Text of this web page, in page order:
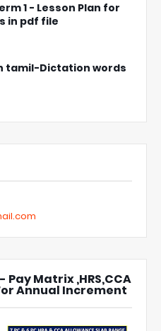
1 - Lesson Plan for
in pdf file
tamil-Dictation words
Matrix ,HRS,CCA
Annual Increment